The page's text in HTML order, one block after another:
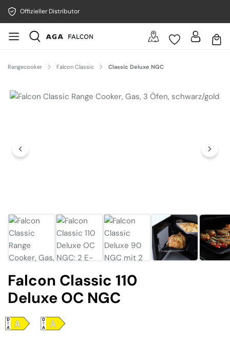
Offizieller Distributor
Rangecooker Falcon Classic Classic Deluxe NGC
Bildergalerie überspringen
Falcon Classic 110
Deluxe OC NGC